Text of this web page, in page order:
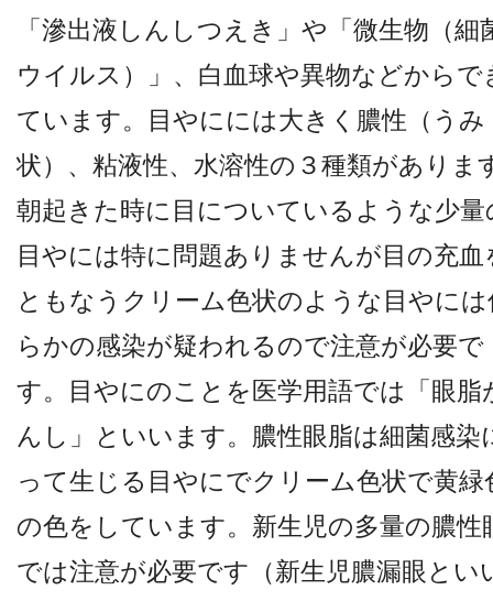
診療内容
ご予約について
他病院との連携
小児眼科
子どもの近視
視能訓練士メッセージ
「滲出液しんしつえき」や「微生物（細
ウイルス）」、白血球や異物などからで
ています。目やにには大きく膿性（うみ
状）、粘液性、水溶性の３種類がありま
朝起きた時に目についているような少量
目やには特に問題ありませんが目の充血
ともなうクリーム色状のような目やには
らかの感染が疑われるので注意が必要で
す。目やにのことを医学用語では「眼脂
んし」といいます。膿性眼脂は細菌感染
って生じる目やにでクリーム色状で黄緑
の色をしています。新生児の多量の膿性
では注意が必要です（新生児膿漏眼とい